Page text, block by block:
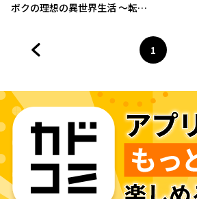
ボクの理想の異世界生活 ～転生
ページ
1
へ